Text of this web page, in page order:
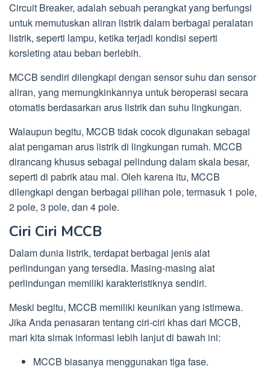
Circuit Breaker, adalah sebuah perangkat yang berfungsi
untuk memutuskan aliran listrik dalam berbagai peralatan
listrik, seperti lampu, ketika terjadi kondisi seperti
korsleting atau beban berlebih.
MCCB sendiri dilengkapi dengan sensor suhu dan sensor
aliran, yang memungkinkannya untuk beroperasi secara
otomatis berdasarkan arus listrik dan suhu lingkungan.
Walaupun begitu, MCCB tidak cocok digunakan sebagai
alat pengaman arus listrik di lingkungan rumah. MCCB
dirancang khusus sebagai pelindung dalam skala besar,
seperti di pabrik atau mal. Oleh karena itu, MCCB
dilengkapi dengan berbagai pilihan pole, termasuk 1 pole,
2 pole, 3 pole, dan 4 pole.
Ciri Ciri MCCB
Dalam dunia listrik, terdapat berbagai jenis alat
perlindungan yang tersedia. Masing-masing alat
perlindungan memiliki karakteristiknya sendiri.
Meski begitu, MCCB memiliki keunikan yang istimewa.
Jika Anda penasaran tentang ciri-ciri khas dari MCCB,
mari kita simak informasi lebih lanjut di bawah ini:
MCCB biasanya menggunakan tiga fase.